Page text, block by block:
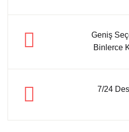
Geniş
Binlerce
7/24